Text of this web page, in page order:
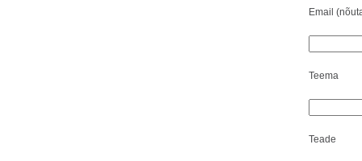
Email
Teema
Teade